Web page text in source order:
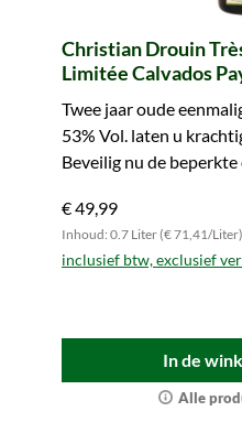
Christian Drouin
Limitée Calvados
Twee jaar oude
53% Vol. laten u
Beveilig nu de
€ 49,99
Inhoud: 0.7 Liter (€ 71,41/Liter)
inclusief btw, exclusief
In de
Alle